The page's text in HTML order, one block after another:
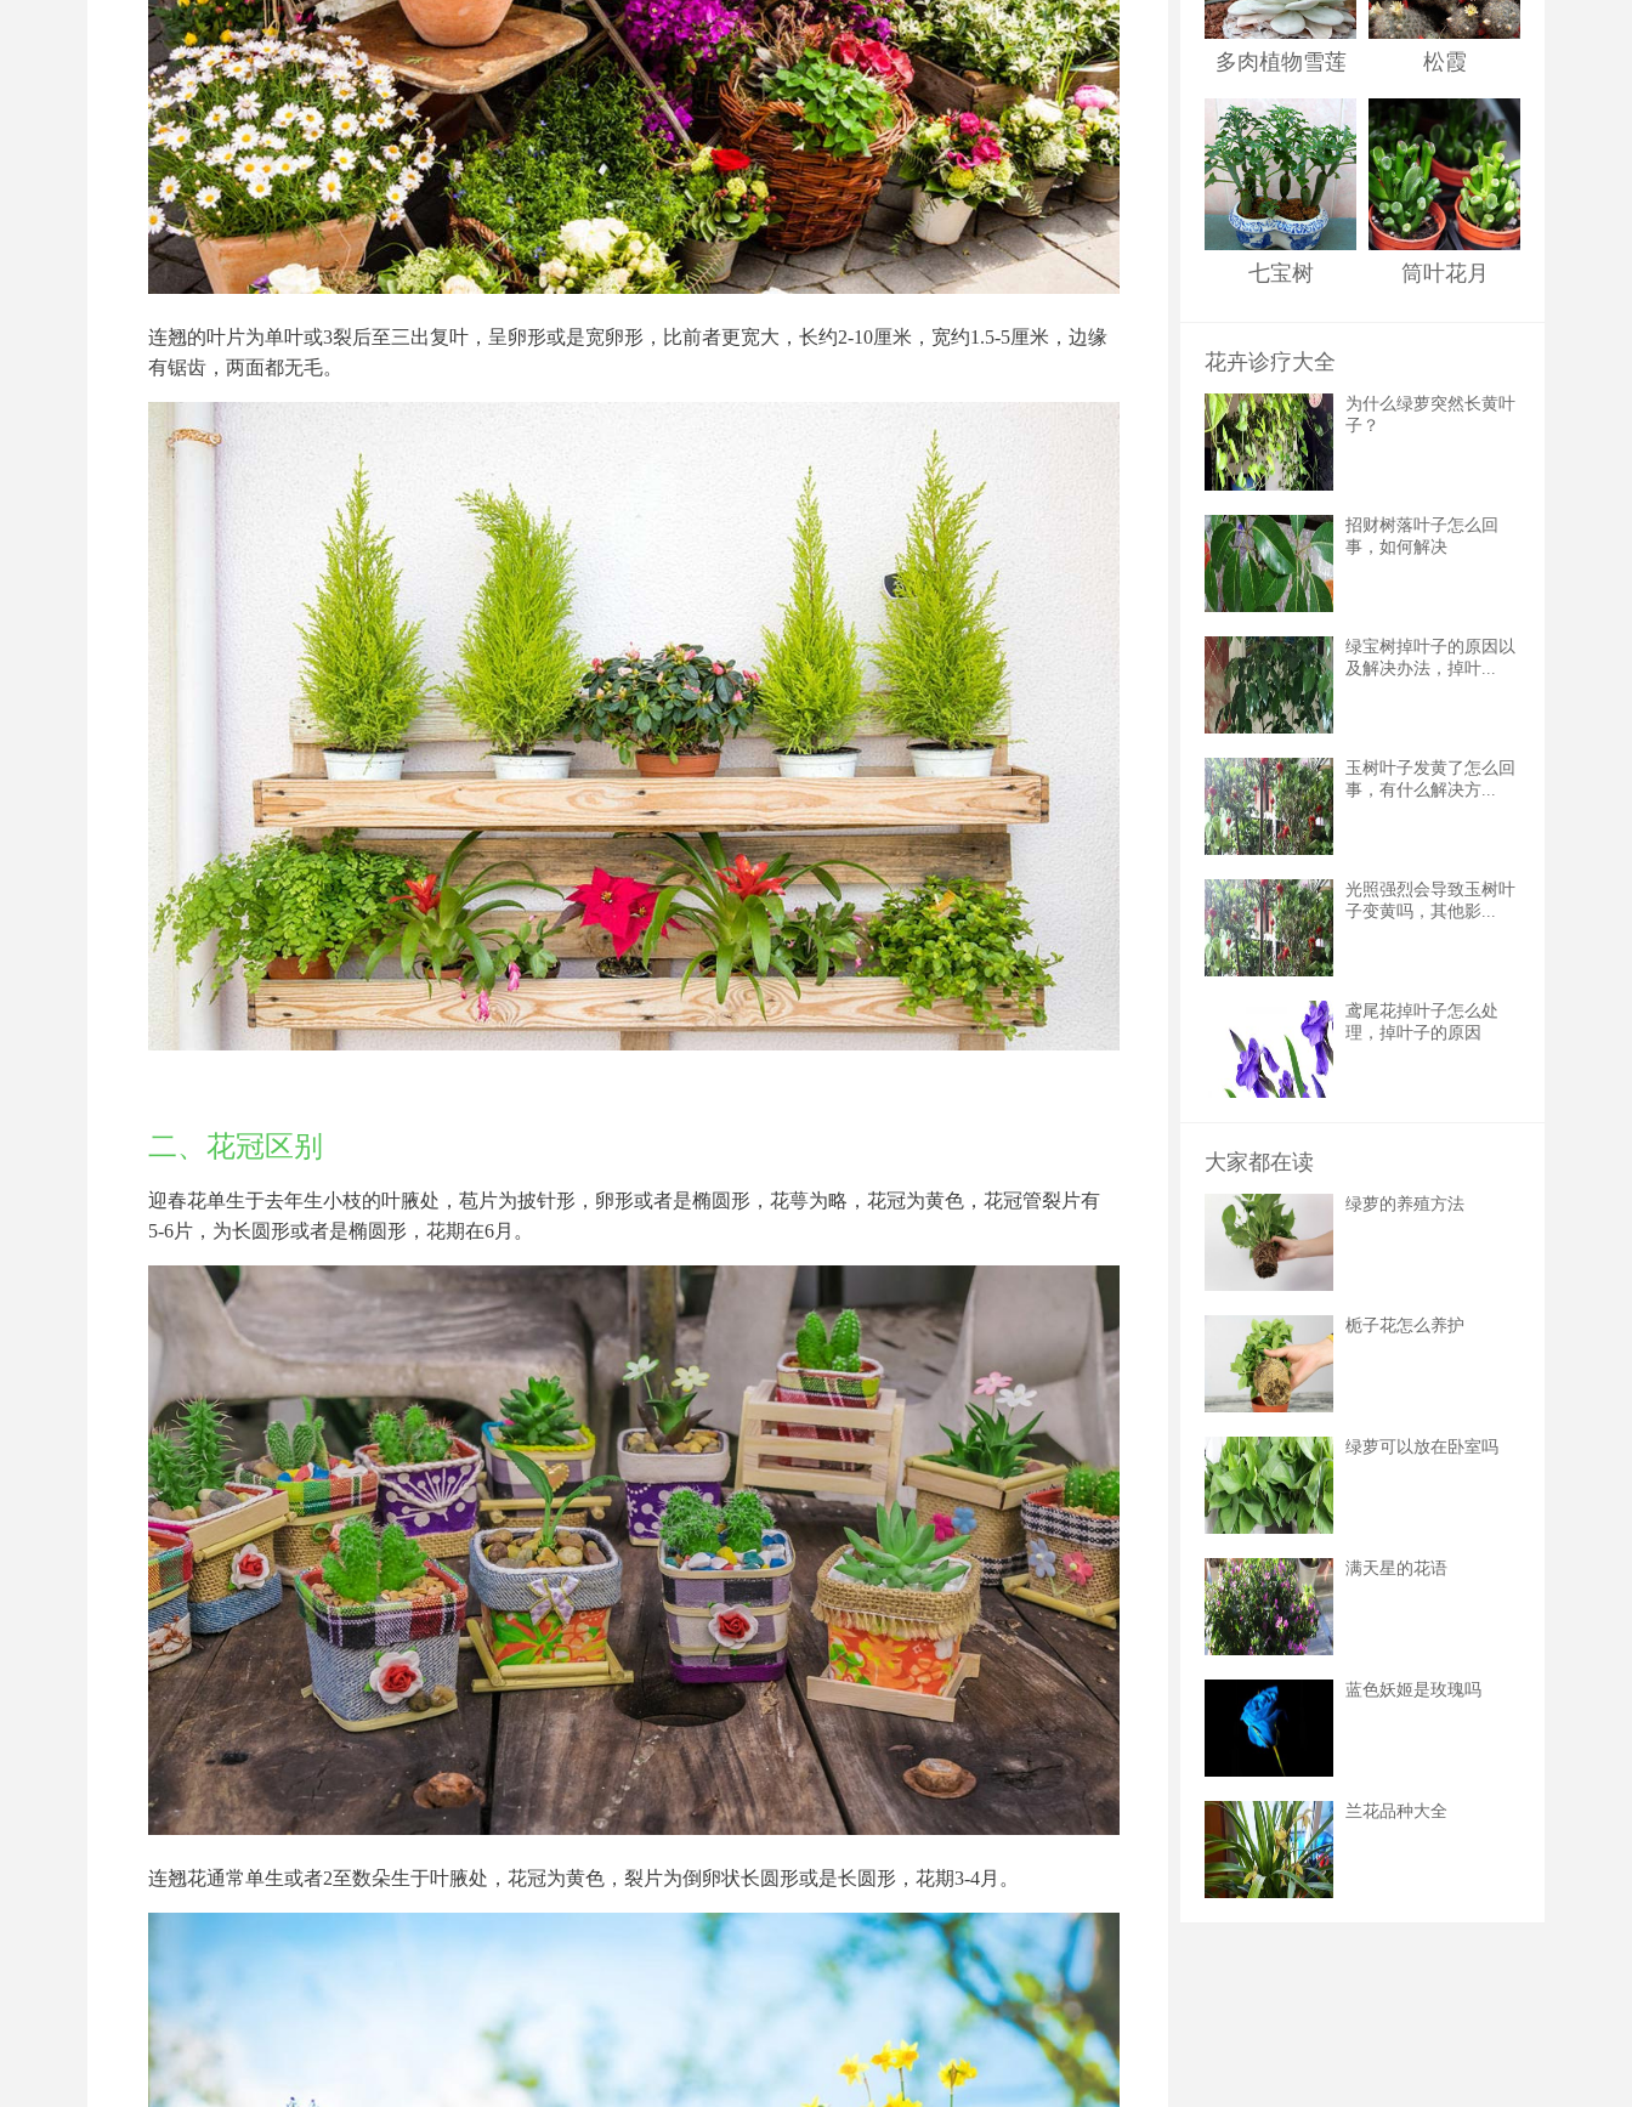
连翘的叶片为单叶或3裂后至三出复叶，呈卵形或是宽卵形，比前者更宽大，长约2-10厘米，宽约1.5-5厘米，边缘
有锯齿，两面都无毛。
二、花冠区别
迎春花单生于去年生小枝的叶腋处，苞片为披针形，卵形或者是椭圆形，花萼为略，花冠为黄色，花冠管裂片有
5-6片，为长圆形或者是椭圆形，花期在6月。
连翘花通常单生或者2至数朵生于叶腋处，花冠为黄色，裂片为倒卵状长圆形或是长圆形，花期3-4月。
多肉植物雪莲 松霞
七宝树 筒叶花月
花卉诊疗大全
为什么绿萝突然长黄叶
子？
招财树落叶子怎么回
事，如何解决
绿宝树掉叶子的原因以
及解决办法，掉叶...
玉树叶子发黄了怎么回
事，有什么解决方...
光照强烈会导致玉树叶
子变黄吗，其他影...
鸢尾花掉叶子怎么处
理，掉叶子的原因
大家都在读
绿萝的养殖方法
栀子花怎么养护
绿萝可以放在卧室吗
满天星的花语
蓝色妖姬是玫瑰吗
兰花品种大全